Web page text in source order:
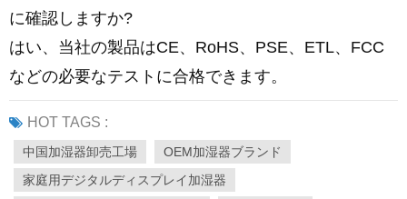
に確認しますか?
はい、当社の製品はCE、RoHS、PSE、ETL、FCC
などの必要なテストに合格できます。
HOT TAGS :
中国加湿器卸売工場
OEM加湿器ブランド
家庭用デジタルディスプレイ加湿器